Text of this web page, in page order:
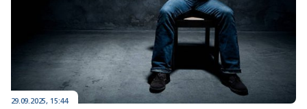
29.09.2025, 15:44